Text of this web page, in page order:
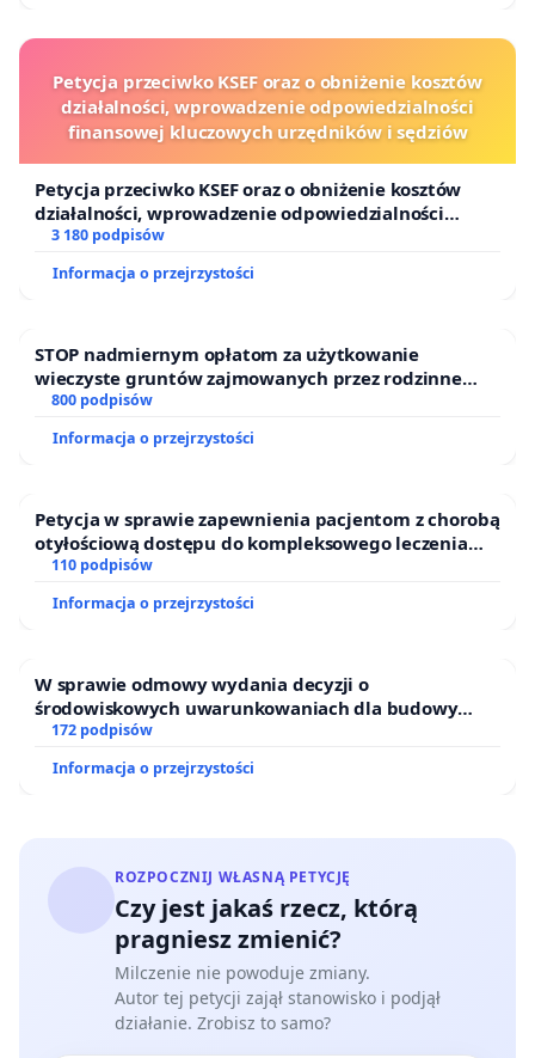
Petycja przeciwko KSEF oraz o obniżenie kosztów
działalności, wprowadzenie odpowiedzialności
finansowej kluczowych urzędników i sędziów
Petycja przeciwko KSEF oraz o obniżenie kosztów
działalności, wprowadzenie odpowiedzialności
finansowej kluczowych urzędników i sędziów
3 180 podpisów
Informacja o przejrzystości
STOP nadmiernym opłatom za użytkowanie
wieczyste gruntów zajmowanych przez rodzinne
ogrody działkowe.
800 podpisów
Informacja o przejrzystości
Petycja w sprawie zapewnienia pacjentom z chorobą
otyłościową dostępu do kompleksowego leczenia
oraz programów profilaktycznych.
110 podpisów
Informacja o przejrzystości
W sprawie odmowy wydania decyzji o
środowiskowych uwarunkowaniach dla budowy
zakładu wytwarzania biometanu „Krynki” w
Puszczy Knyszyńskiej
172 podpisów
Informacja o przejrzystości
ROZPOCZNIJ WŁASNĄ PETYCJĘ
Czy jest jakaś rzecz, którą
pragniesz zmienić?
Milczenie nie powoduje zmiany.
Autor tej petycji zajął stanowisko i podjął
działanie. Zrobisz to samo?